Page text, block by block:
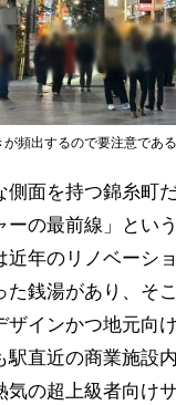
頻出するので要注意である
側面を持つ錦糸町
ーの最前線」とい
近年のリノベーシ
た銭湯があり、そ
ザインかつ地元向
駅直近の商業施設
気の超上級者向け